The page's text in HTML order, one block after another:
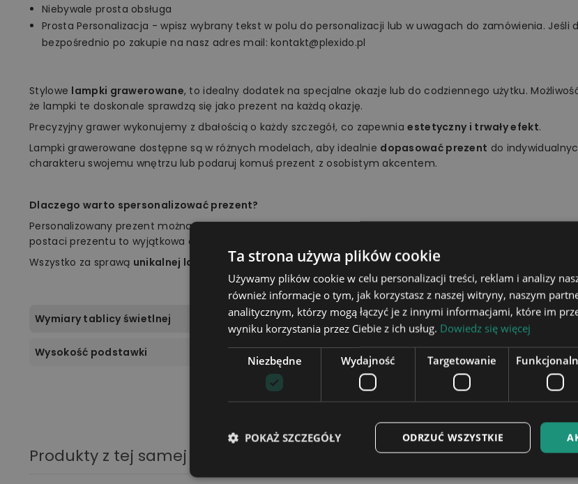
Niebywale prosta obsługa
Prosta Personalizacja - wpisz wybrany tekst w polu do personalizacji lub w uwagach do zamówienia.
bezpośrednio po zakupie na nasz adres mail: kontakt@plexido.pl
Stylowe lampki grawerowane, to idealny dodatek na specjalne okazje lub do codziennego użytku.
że lampki te doskonale sprawdzą się jako prezent na każdą okazję.
Precyzyjny grawer wykonujemy z dbałością o każdy szczegół, co zapewniaestetyczny i trwały efekt.
Lampki grawerowane dostępne są w różnych modelach, aby idealnie dopasować prezent do
charakteru swojemu wnętrzu lub podaruj komuś prezent z osobistym akcentem.
Dlaczego warto spersonalizować prezent?
Personalizowany prezent można jak najlepiej dopasować do zainteresowań, upodobań, charakteru czy
postaci prezentu to wyjątkowa okazja, aby zrobić niespodziankę bliskiej osobie. Z pewnością wywołasz
Wszystko za sprawą unikalnej lampki marki Plexido!
Wymiary tablicy świetlnej 18,5 x 12,5 cm
Wysokość podstawki 4 cm
Produkty z tej samej kategorii
Ta strona używa plików cookie
Używamy plików cookie w celu personalizacji treści, reklam i analizy
również informacje o tym, jak korzystasz z naszej witryny, naszym
analitycznym, którzy mogą łączyć je z innymi informacjami, które im
wyniku korzystania przez Ciebie z ich usług. Dowiedz się więcej
Niezbędne Wydajność Targetowanie
ODRZUĆ WSZYSTKIE
POKAŻ SZCZEGÓŁY